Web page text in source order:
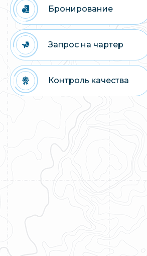
Бронирование
Запрос на чартер
Контроль качества